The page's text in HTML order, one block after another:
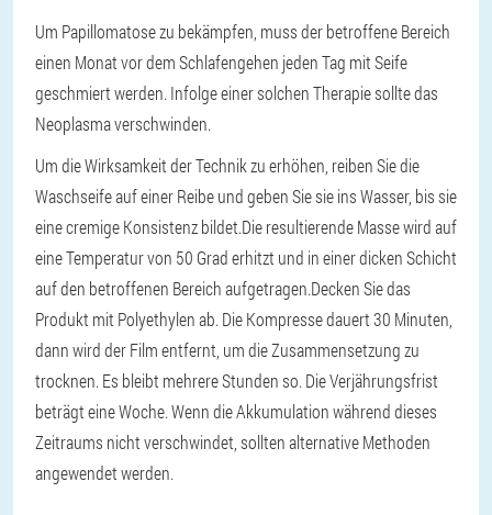
Um Papillomatose zu bekämpfen, muss der betroffene Bereich
einen Monat vor dem Schlafengehen jeden Tag mit Seife
geschmiert werden. Infolge einer solchen Therapie sollte das
Neoplasma verschwinden.
Um die Wirksamkeit der Technik zu erhöhen, reiben Sie die
Waschseife auf einer Reibe und geben Sie sie ins Wasser, bis sie
eine cremige Konsistenz bildet.Die resultierende Masse wird auf
eine Temperatur von 50 Grad erhitzt und in einer dicken Schicht
auf den betroffenen Bereich aufgetragen.Decken Sie das
Produkt mit Polyethylen ab. Die Kompresse dauert 30 Minuten,
dann wird der Film entfernt, um die Zusammensetzung zu
trocknen. Es bleibt mehrere Stunden so. Die Verjährungsfrist
beträgt eine Woche. Wenn die Akkumulation während dieses
Zeitraums nicht verschwindet, sollten alternative Methoden
angewendet werden.